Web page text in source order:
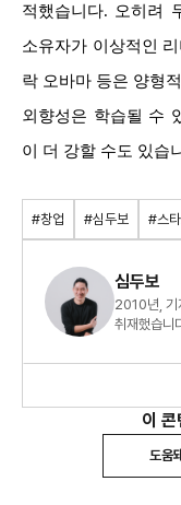
적했습니다. 오히려
소유자가 이상적인
락 오바마 등은 양형
외향성은 학습될 수
이 더 강할 수도 있습
#창업 #심두보 #스
심두보
2010년, 기
취재했습니
관심이 많
_밖>을 운
이
도움